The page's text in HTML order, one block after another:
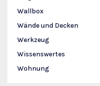
Wallbox
Wände und Decken
Werkzeug
Wissenswertes
Wohnung